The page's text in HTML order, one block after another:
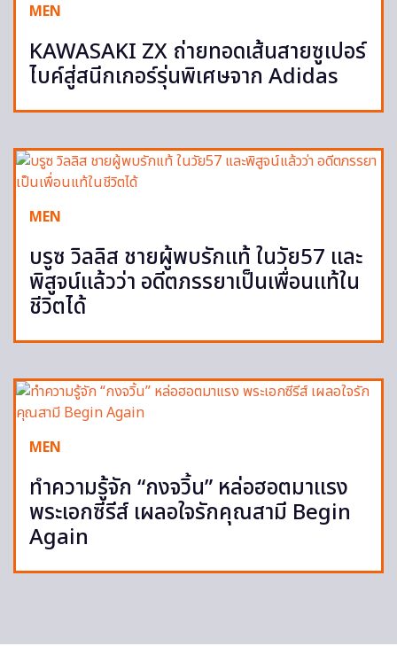
MEN
KAWASAKI ZX ถ่ายทอดเส้นสายซูเปอร์
ไบค์สู่สนีกเกอร์รุ่นพิเศษจาก Adidas
MEN
บรูซ วิลลิส ชายผู้พบรักแท้ ในวัย57 และ
พิสูจน์แล้วว่า อดีตภรรยาเป็นเพื่อนแท้ใน
ชีวิตได้
MEN
ทำความรู้จัก “กงจวิ้น” หล่อฮอตมาแรง
พระเอกซีรีส์ เผลอใจรักคุณสามี Begin
Again